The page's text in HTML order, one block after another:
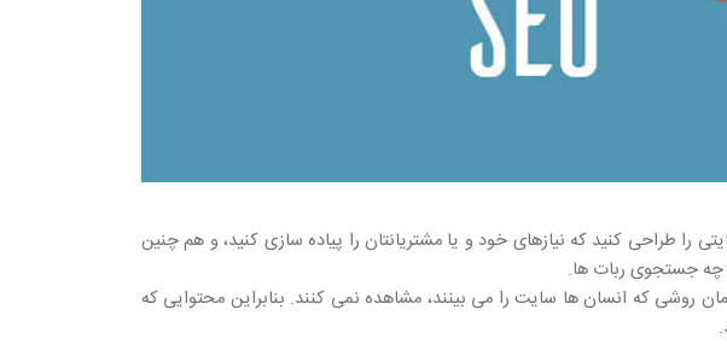
طراحی کنید که نیازهای خود و یا مشتریانتان را پیاده سازی کنید، و هم چنین
چه جستجوی ربات ها.
که انسان ها سایت را می بینند، مشاهده نمی کنند. بنابراین محتوایی که